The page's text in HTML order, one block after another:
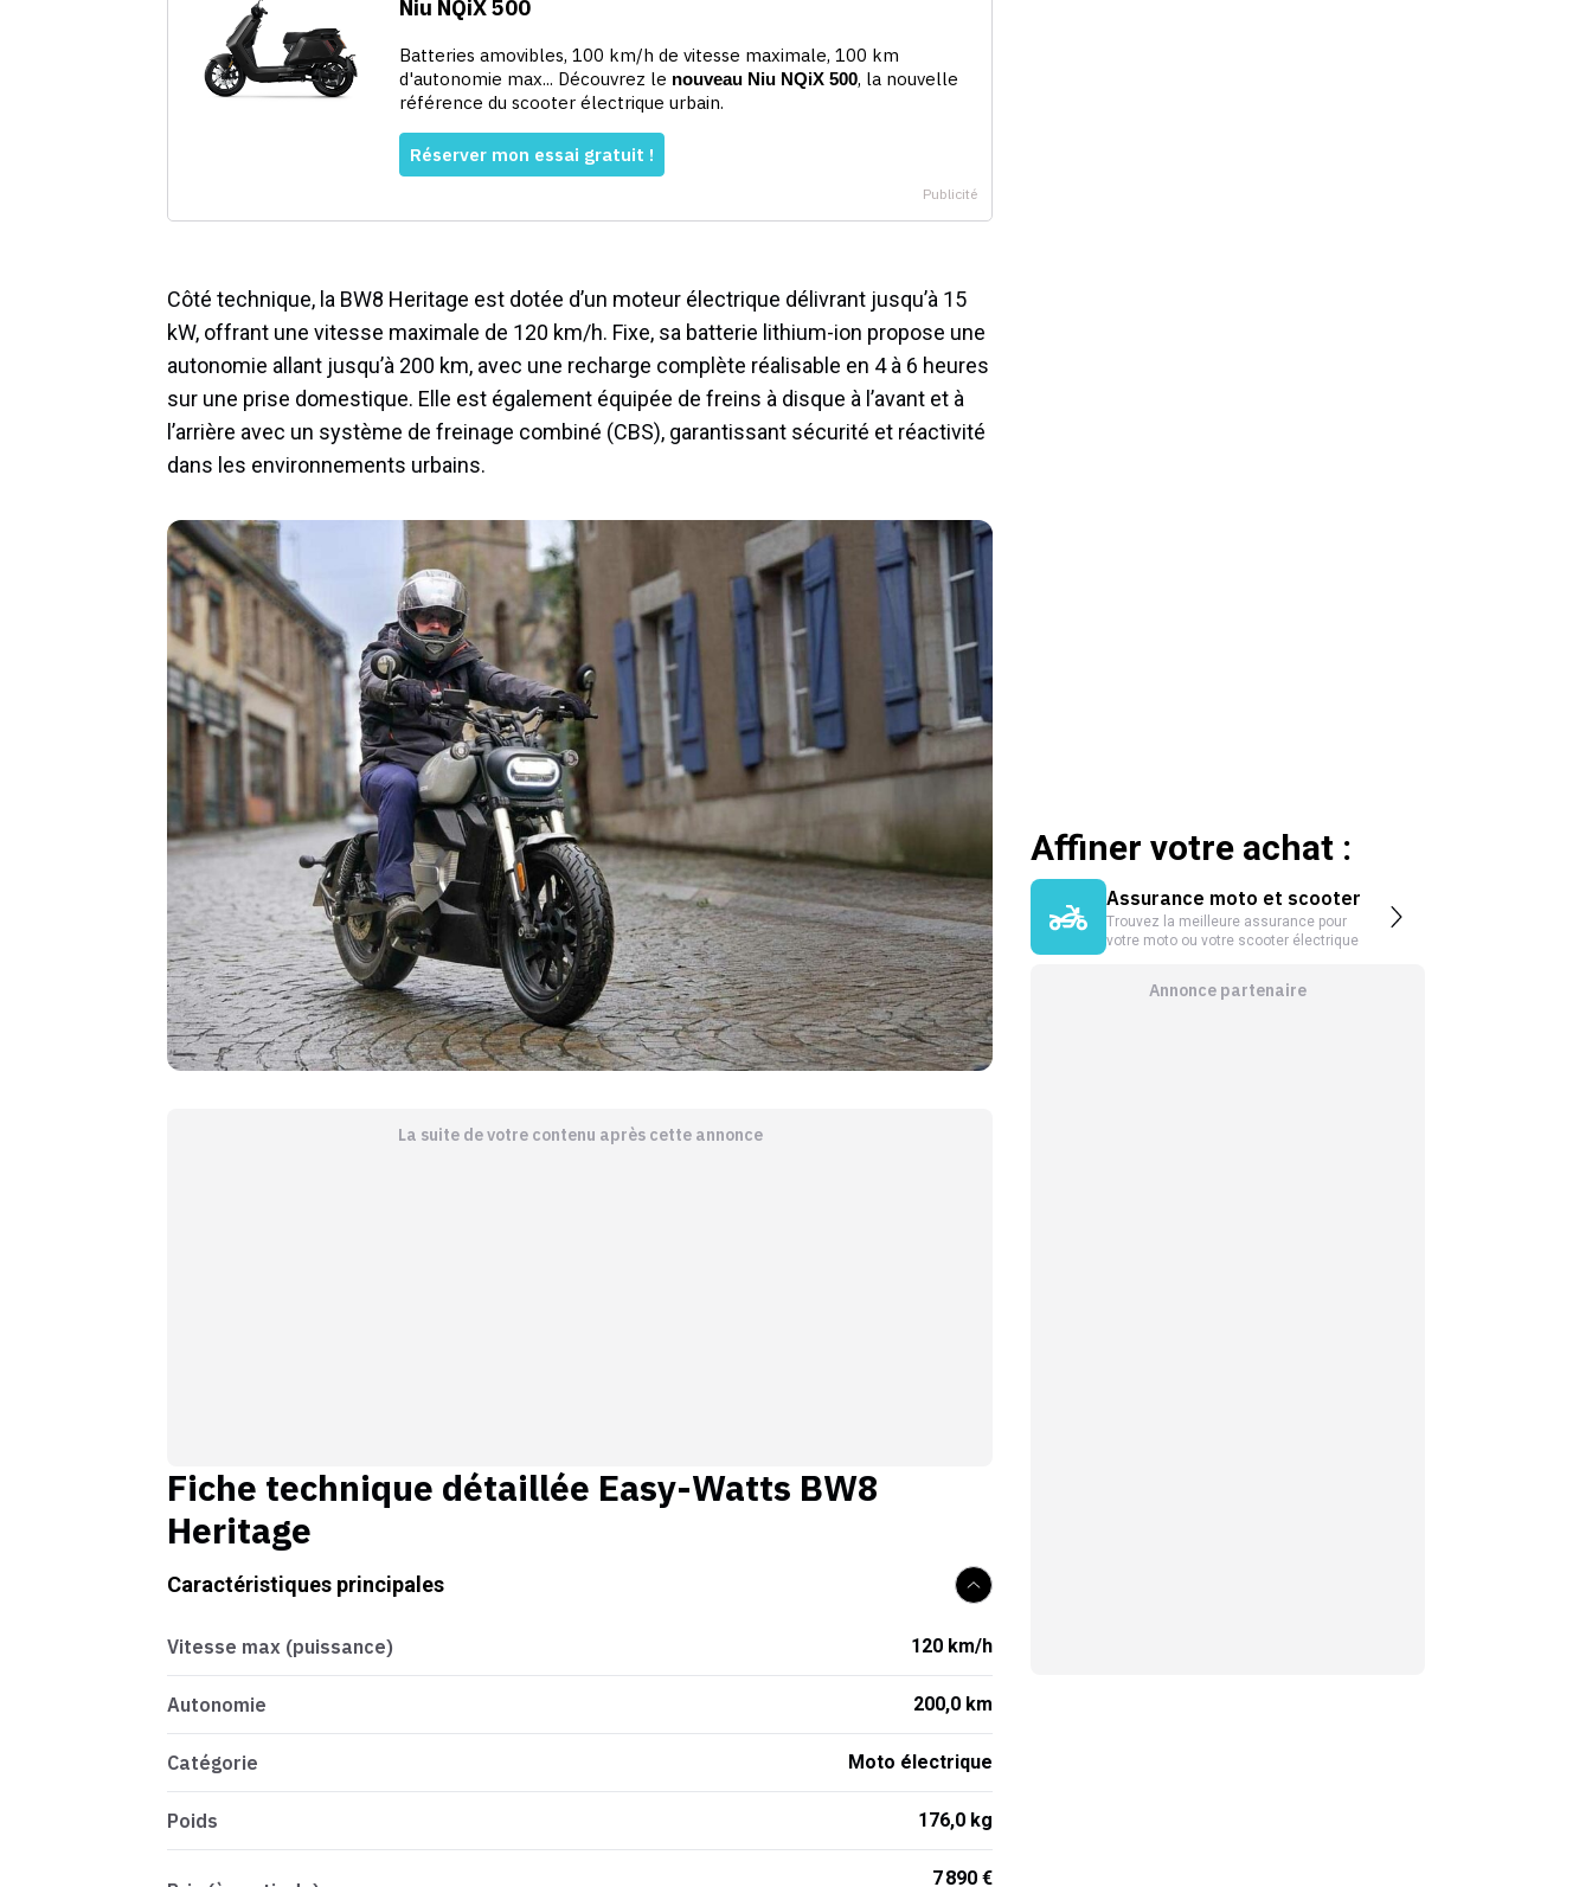
Côté technique, la BW8 Heritage est dotée d’un moteur électrique délivrant jusqu’à 15
kW, offrant une vitesse maximale de 120 km/h. Fixe, sa batterie lithium-ion propose une
autonomie allant jusqu’à 200 km, avec une recharge complète réalisable en 4 à 6 heures
sur une prise domestique. Elle est également équipée de freins à disque à l’avant et à
l’arrière avec un système de freinage combiné (CBS), garantissant sécurité et réactivité
dans les environnements urbains.
La suite de votre contenu après cette annonce
Fiche technique détaillée Easy-Watts BW8
Heritage
Caractéristiques principales
Vitesse max (puissance) 120 km/h
Autonomie 200,0 km
Catégorie Moto électrique
Poids 176,0 kg
7 890 €
Affiner votre achat :
Assurance moto et scooter
Trouvez la meilleure assurance pour
votre moto ou votre scooter électrique
Annonce partenaire